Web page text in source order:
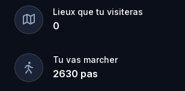
Lieux que tu visiteras
0
Tu vas marcher
2630 pas